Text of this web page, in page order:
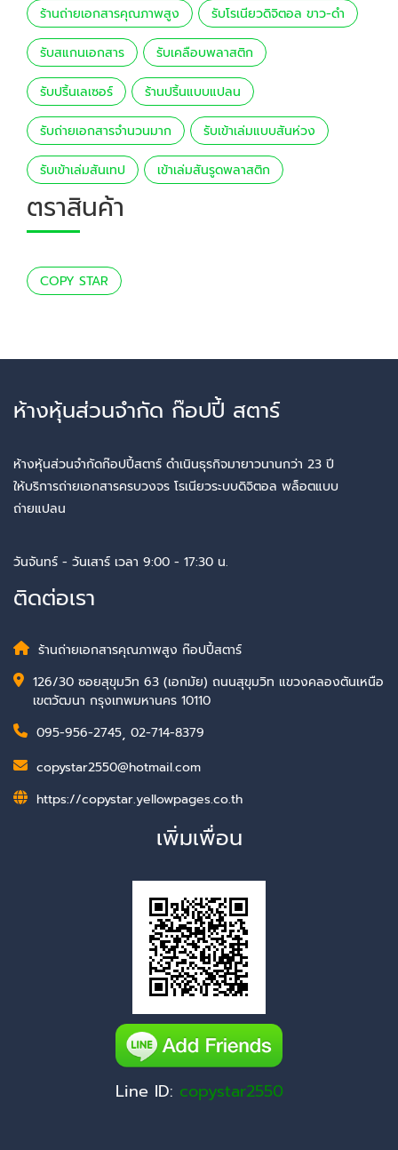
ร้านถ่ายเอกสารคุณภาพสูง รับโรเนียวดิจิตอล ขาว-ดำ
รับสแกนเอกสาร รับเคลือบพลาสติก
รับปริ้นเลเซอร์ ร้านปริ้นแบบแปลน
รับถ่ายเอกสารจำนวนมาก รับเข้าเล่มแบบสันห่วง
รับเข้าเล่มสันเทป เข้าเล่มสันรูดพลาสติก
ตราสินค้า
COPY STAR
ห้างหุ้นส่วนจำกัด ก๊อปปี้ สตาร์
ห้างหุ้นส่วนจำกัดก๊อปปี้สตาร์ ดำเนินธุรกิจมายาวนานกว่า 23 ปี
ให้บริการถ่ายเอกสารครบวงจร โรเนียวระบบดิจิตอล พล็อตแบบ
ถ่ายแปลน
วันจันทร์ - วันเสาร์ เวลา 9:00 - 17:30 น.
ติดต่อเรา
ร้านถ่ายเอกสารคุณภาพสูง ก๊อปปี้สตาร์
126/30 ซอยสุขุมวิท 63 (เอกมัย) ถนนสุขุมวิท แขวงคลองตันเหนือ
เขตวัฒนา กรุงเทพมหานคร 10110
095-956-2745, 02-714-8379
copystar2550@hotmail.com
https://copystar.yellowpages.co.th
เพิ่มเพื่อน
Line ID: copystar2550